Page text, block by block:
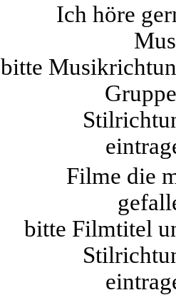
Ich höre
bitte
Filme die
bitte Filmtitel